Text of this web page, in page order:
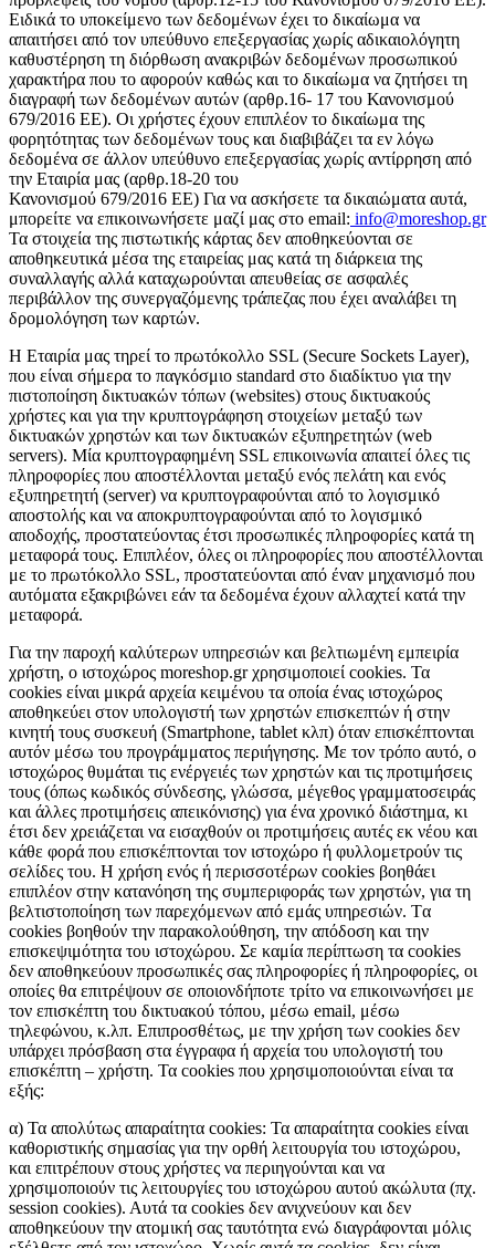
Ειδικά το υποκείμενο των δεδομένων έχει το δικαίωμα να
απαιτήσει από τον υπεύθυνο επεξεργασίας χωρίς αδικαιολόγητη
καθυστέρηση τη διόρθωση ανακριβών δεδομένων προσωπικού
χαρακτήρα που το αφορούν καθώς και το δικαίωμα να ζητήσει τη
διαγραφή των δεδομένων αυτών (αρθρ.16- 17 του Κανονισμού
679/2016 ΕΕ). Οι χρήστες έχουν επιπλέον το δικαίωμα της
φορητότητας των δεδομένων τους και διαβιβάζει τα εν λόγω
δεδομένα σε άλλον υπεύθυνο επεξεργασίας χωρίς αντίρρηση από
την Εταιρία μας (αρθρ.18-20 του
Κανονισμού 679/2016 ΕΕ) Για να ασκήσετε τα δικαιώματα αυτά,
μπορείτε να επικοινωνήσετε μαζί μας στο email: info@moreshop.gr
Τα στοιχεία της πιστωτικής κάρτας δεν αποθηκεύονται σε
αποθηκευτικά μέσα της εταιρείας μας κατά τη διάρκεια της
συναλλαγής αλλά καταχωρούνται απευθείας σε ασφαλές
περιβάλλον της συνεργαζόμενης τράπεζας που έχει αναλάβει τη
δρομολόγηση των καρτών.
H Εταιρία μας τηρεί το πρωτόκολλο SSL (Secure Sockets Layer),
που είναι σήμερα το παγκόσμιο standard στο διαδίκτυο για την
πιστοποίηση δικτυακών τόπων (websites) στους δικτυακούς
χρήστες και για την κρυπτογράφηση στοιχείων μεταξύ των
δικτυακών χρηστών και των δικτυακών εξυπηρετητών (web
servers). Μία κρυπτογραφημένη SSL επικοινωνία απαιτεί όλες τις
πληροφορίες που αποστέλλονται μεταξύ ενός πελάτη και ενός
εξυπηρετητή (server) να κρυπτογραφούνται από το λογισμικό
αποστολής και να αποκρυπτογραφούνται από το λογισμικό
αποδοχής, προστατεύοντας έτσι προσωπικές πληροφορίες κατά τη
μεταφορά τους. Επιπλέον, όλες οι πληροφορίες που αποστέλλονται
με το πρωτόκολλο SSL, προστατεύονται από έναν μηχανισμό που
αυτόματα εξακριβώνει εάν τα δεδομένα έχουν αλλαχτεί κατά την
μεταφορά.
Για την παροχή καλύτερων υπηρεσιών και βελτιωμένη εμπειρία
χρήστη, ο ιστοχώρος moreshop.gr χρησιμοποιεί cookies. Τα
cookies είναι μικρά αρχεία κειμένου τα οποία ένας ιστοχώρος
αποθηκεύει στον υπολογιστή των χρηστών επισκεπτών ή στην
κινητή τους συσκευή (Smartphone, tablet κλπ) όταν επισκέπτονται
αυτόν μέσω του προγράμματος περιήγησης. Με τον τρόπο αυτό, ο
ιστοχώρος θυμάται τις ενέργειές των χρηστών και τις προτιμήσεις
τους (όπως κωδικός σύνδεσης, γλώσσα, μέγεθος γραμματοσειράς
και άλλες προτιμήσεις απεικόνισης) για ένα χρονικό διάστημα, κι
έτσι δεν χρειάζεται να εισαχθούν οι προτιμήσεις αυτές εκ νέου και
κάθε φορά που επισκέπτονται τον ιστοχώρο ή φυλλομετρούν τις
σελίδες του. Η χρήση ενός ή περισσοτέρων cookies βοηθάει
επιπλέον στην κατανόηση της συμπεριφοράς των χρηστών, για τη
βελτιστοποίηση των παρεχόμενων από εμάς υπηρεσιών. Tα
cookies βοηθούν την παρακολούθηση, την απόδοση και την
επισκεψιμότητα του ιστοχώρου. Σε καμία περίπτωση τα cookies
δεν αποθηκεύουν προσωπικές σας πληροφορίες ή πληροφορίες, οι
οποίες θα επιτρέψουν σε οποιονδήποτε τρίτο να επικοινωνήσει με
τον επισκέπτη του δικτυακού τόπου, μέσω email, μέσω
τηλεφώνου, κ.λπ. Επιπροσθέτως, με την χρήση των cookies δεν
υπάρχει πρόσβαση στα έγγραφα ή αρχεία του υπολογιστή του
επισκέπτη – χρήστη. Τα cookies που χρησιμοποιούνται είναι τα
εξής:
α) Τα απολύτως απαραίτητα cookies: Τα απαραίτητα cookies είναι
καθοριστικής σημασίας για την ορθή λειτουργία του ιστοχώρου,
και επιτρέπουν στους χρήστες να περιηγούνται και να
χρησιμοποιούν τις λειτουργίες του ιστοχώρου αυτού ακώλυτα (πχ.
session cookies). Αυτά τα cookies δεν ανιχνεύουν και δεν
αποθηκεύουν την ατομική σας ταυτότητα ενώ διαγράφονται μόλις